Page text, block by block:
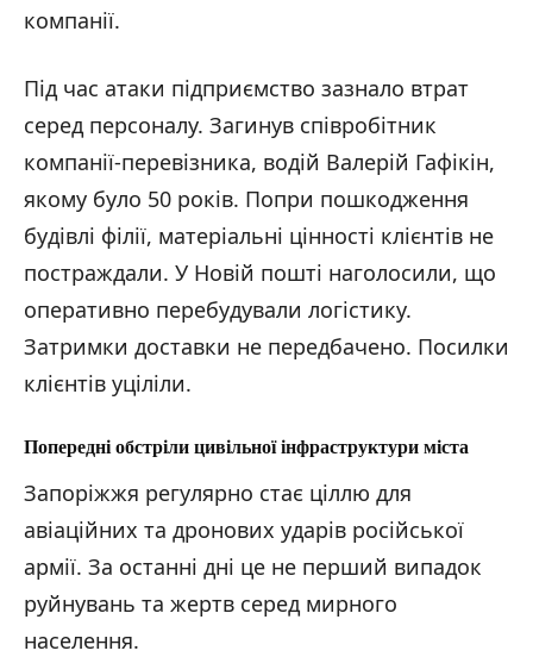
компанії.
Під час атаки підприємство зазнало втрат
серед персоналу. Загинув співробітник
компанії-перевізника, водій Валерій Гафікін,
якому було 50 років. Попри пошкодження
будівлі філії, матеріальні цінності клієнтів не
постраждали. У Новій пошті наголосили, що
оперативно перебудували логістику.
Затримки доставки не передбачено. Посилки
клієнтів уціліли.
Попередні обстріли цивільної інфраструктури міста
Запоріжжя регулярно стає ціллю для
авіаційних та дронових ударів російської
армії. За останні дні це не перший випадок
руйнувань та жертв серед мирного
населення.